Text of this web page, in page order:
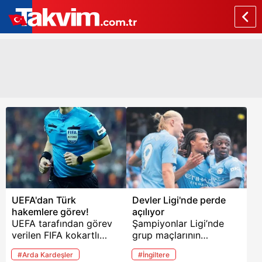
UEFA'dan Türk
hakemlere görev!
UEFA tarafından görev
verilen FIFA kokartlı
hakem Halil Umut Meler,
Benfica-Salzburg
#Arda Kardeşler
Devler Ligi'nde perde
açılıyor
Şampiyonlar Ligi’nde
grup maçlarının
heyecanı bugün
başlayacak.19.45’te iki
#İngiltere